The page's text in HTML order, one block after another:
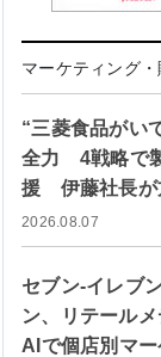
マーケティング
“三菱食品がい
全力 4戦略で
援 伊藤社長が
2026.08.07
セブン-イレブ
ン、リテール
AIで個店別マ